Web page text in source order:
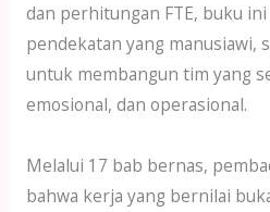
dan perhitungan FTE, buku
pendekatan yang manusiawi,
untuk membangun tim yang
emosional, dan operasional.
Melalui 17 bab bernas,
bahwa kerja yang bernilai